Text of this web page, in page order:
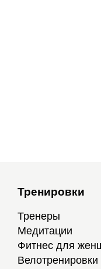
Тренировки
Тренеры
Медитации
Фитнес для